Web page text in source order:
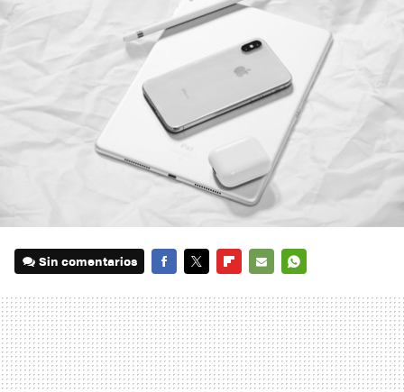
Sin comentarios
MAIL